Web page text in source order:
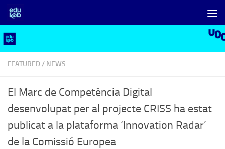
Skip to content
FEATURED / NEWS
El Marc de Competència Digital
desenvolupat per al projecte CRISS ha estat
publicat a la plataforma ‘Innovation Radar’
de la Comissió Europea